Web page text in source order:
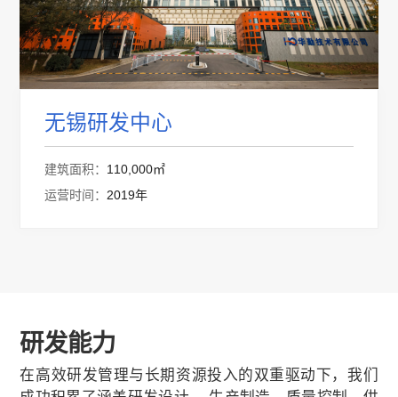
无锡研发中心
建筑面积： 110,000㎡
运营时间： 2019年
研发能力
在高效研发管理与长期资源投入的双重驱动下，我们